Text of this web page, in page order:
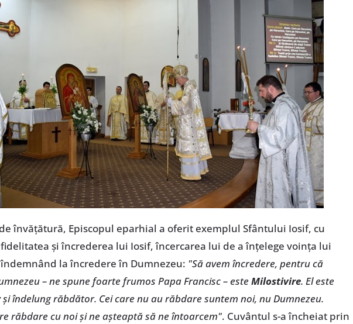
învățătură, Episcopul eparhial a oferit exemplul Sfântului Iosif, cu
și încrederea lui Iosif, încercarea lui de a înțelege voința lui
la încredere în Dumnezeu: "Să avem încredere, pentru că
– ne spune foarte frumos Papa Francisc – esteMilostivire. El este
îndelung răbdător. Cei care nu au răbdare suntem noi, nu Dumnezeu.
răbdare cu noi și ne așteaptă să ne întoarcem". Cuvântul s-a încheiat prin